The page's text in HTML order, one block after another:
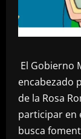
El Gobierno
encabezado
de la Rosa
participar en
busca